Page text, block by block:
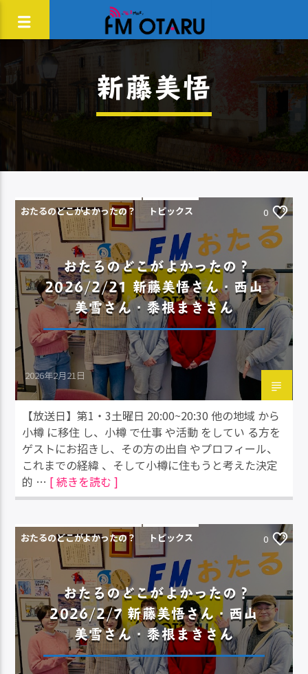
新藤美悟
おたるのどこがよかったの？ トピックス 0
おたるのどこがよかったの？
2026/2/21 新藤美悟さん・西山
美雪さん・黍根まきさん
2026年2月21日
【放送日】第1・3土曜日 20:00~20:30 他の地域 から
小樽 に移住 し、小樽 で仕事 や活動 をしてい る方を
ゲストにお招きし、その方の出自 やプロフィール、
これまでの経緯 、そして小樽に住もうと考えた決定
的 … [ 続きを読む ]
おたるのどこがよかったの？ トピックス 0
おたるのどこがよかったの？
2026/2/7 新藤美悟さん・西山
美雪さん・黍根まきさん